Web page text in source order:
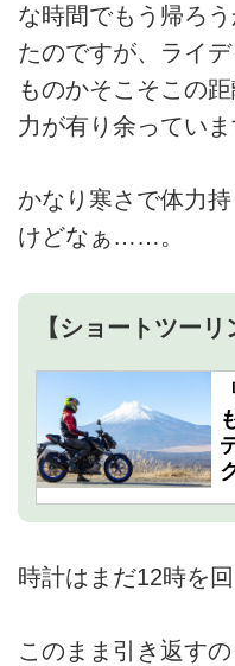
な時間でもう帰ろ
たのですが、ライ
ものかそこそこの
力が有り余っていま
かなり寒さで体力
けどなぁ……。
【ショートツー
時計はまだ12時を回
このまま引き返す